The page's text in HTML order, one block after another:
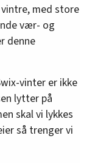
med store
vær- og
denne
vinter er ikke
lytter på
skal vi lykkes
så trenger vi